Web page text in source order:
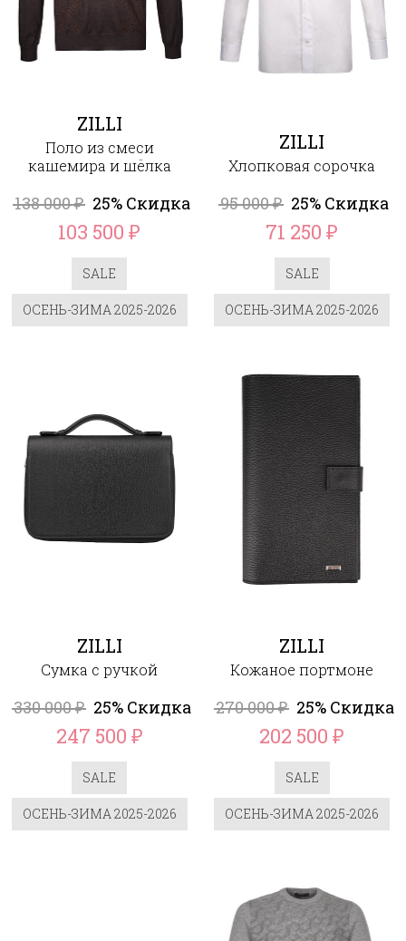
ZILLI
Поло из смеси
кашемира и шёлка
138 000₽ 25% Скидка
103 500₽
SALE
ОСЕНЬ-ЗИМА 2025-2026
ZILLI
Хлопковая сорочка
95 000₽ 25% Скидка
71 250₽
SALE
ОСЕНЬ-ЗИМА 2025-2026
ZILLI
Сумка с ручкой
330 000₽ 25% Скидка
247 500 ₽
SALE
ОСЕНЬ-ЗИМА 2025-2026
ZILLI
Кожаное портмоне
270 000₽ 25% Скидка
202 500₽
SALE
ОСЕНЬ-ЗИМА 2025-2026